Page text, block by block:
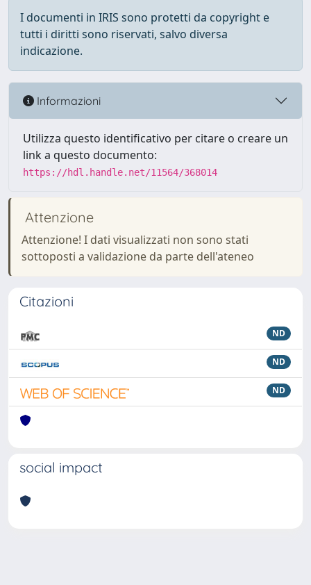
I documenti in IRIS sono protetti da copyright e
tutti i diritti sono riservati, salvo diversa
indicazione.
Informazioni
Utilizza questo identificativo per citare o creare un
link a questo documento:
https://hdl.handle.net/11564/368014
Attenzione
Attenzione! I dati visualizzati non sono stati
sottoposti a validazione da parte dell'ateneo
Citazioni
ND
ND
ND
social impact